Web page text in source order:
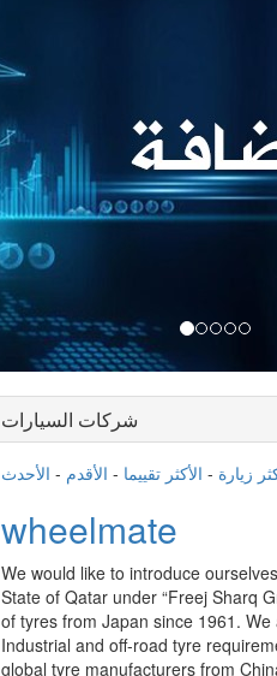
الأحدث
wheelmate
We would like to introduce
State of Qatar under “Freej Sharq
of tyres from Japan since 1961. We
Industrial and off-road tyre
global tyre manufacturers from
Trading, we offer tyre fitting,
our Service Centres located in
services and various value-added
across Qatar, Corporates and
الدوحة| اللغة
كداد توصيل موصل
الدوحة | اللغة
كيومزاد للسيارات
ومنذ نشأته عمل موقع كيو مزاد على ان
ومن كافة الانواع والشركات
الصانعة